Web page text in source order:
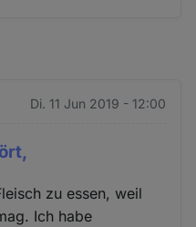
Di. 11 Jun 2019 - 12:00
zu essen, weil
Ich habe